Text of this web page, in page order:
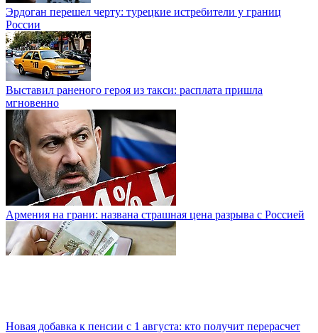
Эрдоган перешел черту: турецкие истребители у границ
России
Выставил раненого героя из такси: расплата пришла
мгновенно
Армения на грани: названа страшная цена разрыва с Россией
Новая добавка к пенсии с 1 августа: кто получит перерасчет